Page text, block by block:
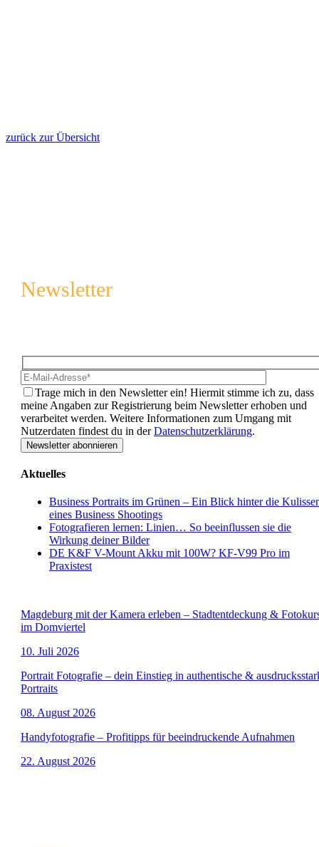
zurück zur Übersicht
Newsletter
Hidden
fields
Trage mich in den Newsletter ein! Hiermit stimme ich zu, dass
meine Angaben zur Registrierung beim Newsletter erhoben und
verarbeitet werden. Weitere Informationen zum Umgang mit
Nutzerdaten findest du in derDatenschutzerklärung.
Aktuelles
Business Portraits im Grünen – Ein Blick hinter die
eines Business Shootings
Fotografieren lernen: Linien… So beeinflussen sie die
Wirkung deiner Bilder
DE K&F V-Mount Akku mit 100W? KF-V99 Pro im
Praxistest
Magdeburg mit der Kamera erleben – Stadtentdeckung &
im Domviertel
10. Juli 2026
Portrait Fotografie – dein Einstieg in authentische &
Portraits
08. August 2026
Handyfotografie – Profitipps für beeindruckende Aufnahmen
22. August 2026